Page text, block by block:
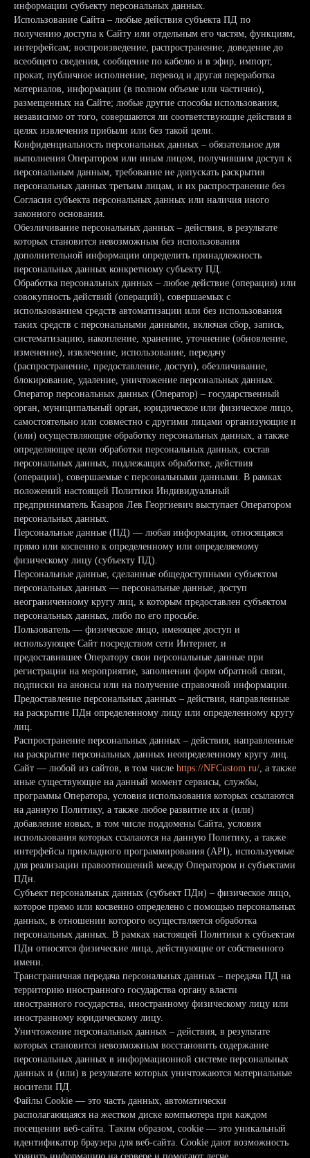
информации субъекту персональных данных.
Использование Сайта – любые действия субъекта ПД по
получению доступа к Сайту или отдельным его частям, функциям,
интерфейсам; воспроизведение, распространение, доведение до
всеобщего сведения, сообщение по кабелю и в эфир, импорт,
прокат, публичное исполнение, перевод и другая переработка
материалов, информации (в полном объеме или частично),
размещенных на Сайте; любые другие способы использования,
независимо от того, совершаются ли соответствующие действия в
целях извлечения прибыли или без такой цели.
Конфиденциальность персональных данных – обязательное для
выполнения Оператором или иным лицом, получившим доступ к
персональным данным, требование не допускать раскрытия
персональных данных третьим лицам, и их распространение без
Согласия субъекта персональных данных или наличия иного
законного основания.
Обезличивание персональных данных – действия, в результате
которых становится невозможным без использования
дополнительной информации определить принадлежность
персональных данных конкретному субъекту ПД.
Обработка персональных данных – любое действие (операция) или
совокупность действий (операций), совершаемых с
использованием средств автоматизации или без использования
таких средств с персональными данными, включая сбор, запись,
систематизацию, накопление, хранение, уточнение (обновление,
изменение), извлечение, использование, передачу
(распространение, предоставление, доступ), обезличивание,
блокирование, удаление, уничтожение персональных данных.
Оператор персональных данных (Оператор) – государственный
орган, муниципальный орган, юридическое или физическое лицо,
самостоятельно или совместно с другими лицами организующие и
(или) осуществляющие обработку персональных данных, а также
определяющее цели обработки персональных данных, состав
персональных данных, подлежащих обработке, действия
(операции), совершаемые с персональными данными. В рамках
положений настоящей Политики Индивидуальный
предприниматель Казаров Лев Георгиевич выступает Оператором
персональных данных.
Персональные данные (ПД) — любая информация, относящаяся
прямо или косвенно к определенному или определяемому
физическому лицу (субъекту ПД).
Персональные данные, сделанные общедоступными субъектом
персональных данных — персональные данные, доступ
неограниченному кругу лиц, к которым предоставлен субъектом
персональных данных, либо по его просьбе.
Пользователь — физическое лицо, имеющее доступ и
использующее Сайт посредством сети Интернет, и
предоставившее Оператору свои персональные данные при
регистрации на мероприятие, заполнении форм обратной связи,
подписки на анонсы или на получение справочной информации.
Предоставление персональных данных – действия, направленные
на раскрытие ПДн определенному лицу или определенному кругу
лиц.
Распространение персональных данных – действия, направленные
на раскрытие персональных данных неопределенному кругу лиц.
Сайт — любой из сайтов, в том числе https://NFCustom.ru/, а также
иные существующие на данный момент сервисы, службы,
программы Оператора, условия использования которых ссылаются
на данную Политику, а также любое развитие их и (или)
добавление новых, в том числе поддомены Сайта, условия
использования которых ссылаются на данную Политику, а также
интерфейсы прикладного программирования (API), используемые
для реализации правоотношений между Оператором и субъектами
ПДн.
Субъект персональных данных (субъект ПДн) – физическое лицо,
которое прямо или косвенно определено с помощью персональных
данных, в отношении которого осуществляется обработка
персональных данных. В рамках настоящей Политики к субъектам
ПДн относятся физические лица, действующие от собственного
имени.
Трансграничная передача персональных данных – передача ПД на
территорию иностранного государства органу власти
иностранного государства, иностранному физическому лицу или
иностранному юридическому лицу.
Уничтожение персональных данных – действия, в результате
которых становится невозможным восстановить содержание
персональных данных в информационной системе персональных
данных и (или) в результате которых уничтожаются материальные
носители ПД.
Файлы Cookie — это часть данных, автоматически
располагающаяся на жестком диске компьютера при каждом
посещении веб-сайта. Таким образом, cookie — это уникальный
идентификатор браузера для веб-сайта. Cookie дают возможность